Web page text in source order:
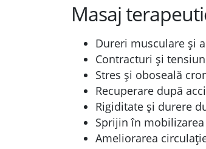
Masaj
Dureri musculare și
Contracturi și
Stres și oboseală
Recuperare după
Rigiditate și durere
Sprijin în
Ameliorarea